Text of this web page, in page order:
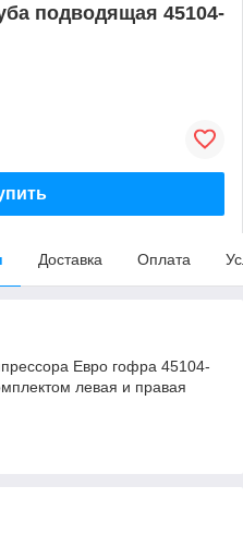
подводящая 45104-
Доставка Оплата
Евро гофра 45104-
левая и правая